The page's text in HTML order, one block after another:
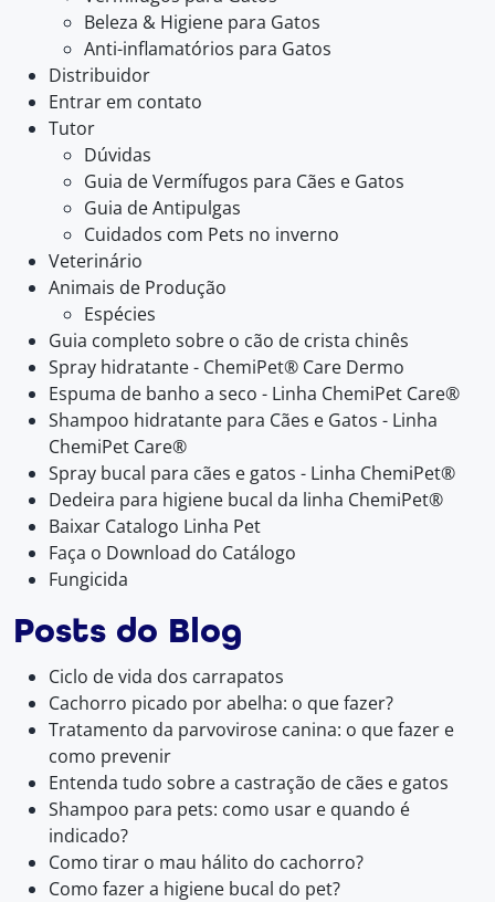
Beleza & Higiene para Gatos
Anti-inflamatórios para Gatos
Distribuidor
Entrar em contato
Tutor
Dúvidas
Guia de Vermífugos para Cães e Gatos
Guia de Antipulgas
Cuidados com Pets no inverno
Veterinário
Animais de Produção
Espécies
Guia completo sobre o cão de crista chinês
Spray hidratante - ChemiPet® Care Dermo
Espuma de banho a seco - Linha ChemiPet Care®
Shampoo hidratante para Cães e Gatos - Linha
ChemiPet Care®
Spray bucal para cães e gatos - Linha ChemiPet®
Dedeira para higiene bucal da linha ChemiPet®
Baixar Catalogo Linha Pet
Faça o Download do Catálogo
Fungicida
Posts do Blog
Ciclo de vida dos carrapatos
Cachorro picado por abelha: o que fazer?
Tratamento da parvovirose canina: o que fazer e
como prevenir
Entenda tudo sobre a castração de cães e gatos
Shampoo para pets: como usar e quando é
indicado?
Como tirar o mau hálito do cachorro?
Como fazer a higiene bucal do pet?